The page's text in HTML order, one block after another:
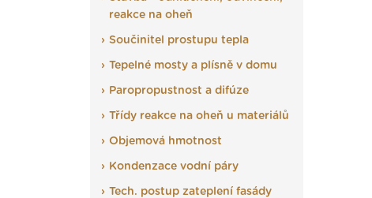
reakce na oheň
Součinitel prostupu tepla
Tepelné mosty a plísně v domu
Paropropustnost a difúze
Třídy reakce na oheň u materiálů
Objemová hmotnost
Kondenzace vodní páry
Tech. postup zateplení fasády